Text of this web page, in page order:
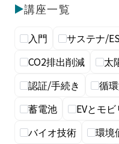
講座一覧
入門 サステナ/
CO2排出削減
太
認証/手続き
循
蓄電池
EVとモビ
バイオ技術
環境